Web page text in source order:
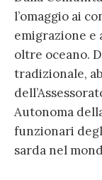
l’omaggio ai
emigrazione e
oltre oceano.
tradizionale,
Autonoma
funzionari
sarda nel